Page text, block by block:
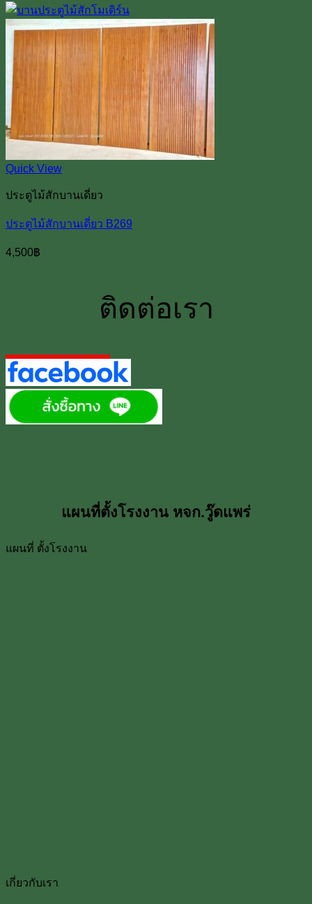
Quick View
ประตูไม้สักบานเดี่ยว
ประตูไม้สักบานเดี่ยว B269
4,500฿
ติดต่อเรา
แผนที่ตั้งโรงงาน หจก.วู๊ดแพร่
แผนที่ ตั้งโรงงาน
เกี่ยวกับเรา